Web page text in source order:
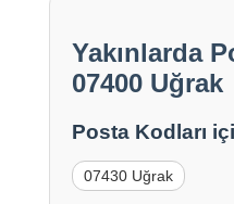
Yakınlarda
07400 Uğrak
Posta Kodları
07430 Uğrak